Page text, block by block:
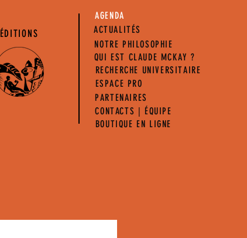
AGENDA
ÉDITIONS
ACTUALITÉS
NOTRE PHILOSOPHIE
QUI EST CLAUDE MCKAY ?
ESPACE PRO
PARTENAIRES
RECHERCHE UNIVERSITAIRE
CONTACTS | ÉQUIPE
BOUTIQUE EN LIGNE